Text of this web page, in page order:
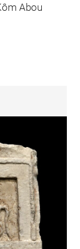
Abou